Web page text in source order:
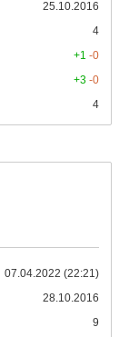
25.10.2016
4
+1 -0
+3 -0
4
07.04.2022 (22:21)
28.10.2016
9